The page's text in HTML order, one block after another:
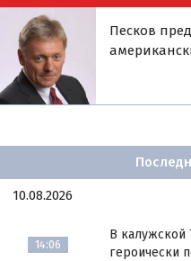
Песков
10.08.2026
14:06
В калужской
героически